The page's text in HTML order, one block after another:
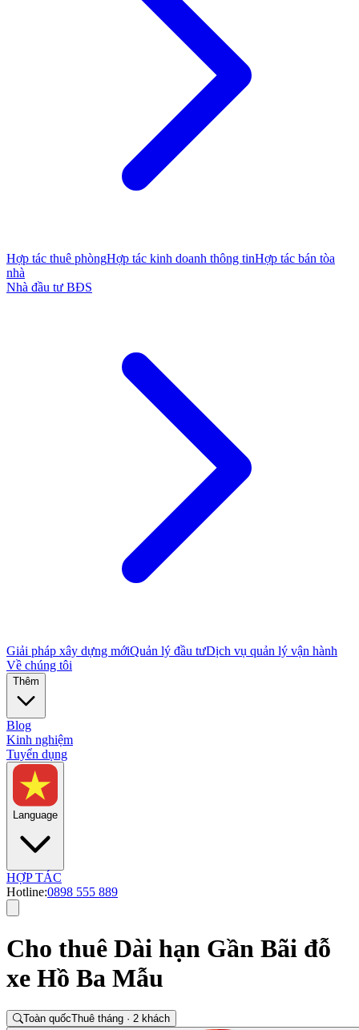
Hợp tác thuê phòngHợp tác kinh doanh thông tinHợp tác bán tòa
nhà
Nhà đầu tư BĐS
Giải pháp xây dựng mớiQuản lý đầu tưDịch vụ quản lý vận hành
Về chúng tôi
Thêm
Blog
Kinh nghiệm
Tuyển dụng
Language
HỢP TÁC
Hotline:0898 555 889
Cho thuê Dài hạn Gần Bãi đỗ
xe Hồ Ba Mẫu
Toàn quốcThuê tháng · 2 khách